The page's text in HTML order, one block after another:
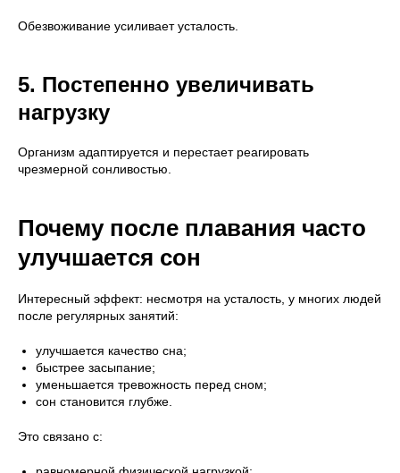
Обезвоживание усиливает усталость.
5. Постепенно увеличивать
нагрузку
Организм адаптируется и перестает реагировать
чрезмерной сонливостью.
Почему после плавания часто
улучшается сон
Интересный эффект: несмотря на усталость, у многих людей
после регулярных занятий:
улучшается качество сна;
быстрее засыпание;
уменьшается тревожность перед сном;
сон становится глубже.
Это связано с: